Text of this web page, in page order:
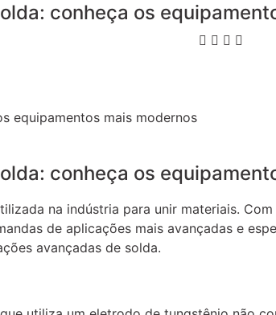
conheça os
equipamentos mais modernos
conheça os
na indústria para unir materiais.
de aplicações mais avançadas e
avançadas de solda.